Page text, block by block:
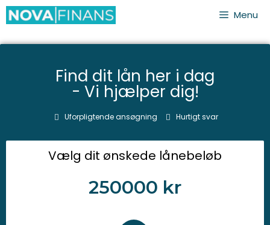
Menu
Find dit lån her i dag
- Vi hjælper dig!
Uforpligtende ansøgning Hurtigt svar
Vælg dit ønskede lånebeløb
250000 kr